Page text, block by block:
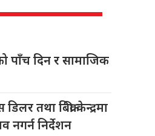
दिन र सामाजिक
तथा बिक्री केन्द्रमा
निर्देशन